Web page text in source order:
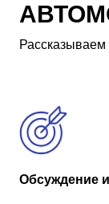
Обсуждение